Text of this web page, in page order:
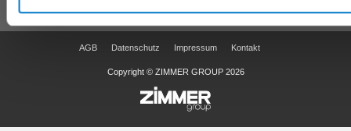
AGB Datenschutz Impressum Kontakt
Copyright © ZIMMER GROUP 2026